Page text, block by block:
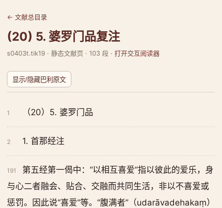
← 文献总目录
(20) 5. 婆罗门品复注
s0403t.tik19 · 静态文献页 · 103 段 · 打开交互阅读器
显示/隐藏巴利原文
1 （20）5. 婆罗门品
2 1. 首那经注
191
第五经第一偈中：“以相互喜爱”指以彼此的爱乐，身
与心二者融会、贴合、交融而共同生活，非以不喜爱或
惩罚。因此说“喜爱”等。“腹满者”（udarāvadehakaṃ）